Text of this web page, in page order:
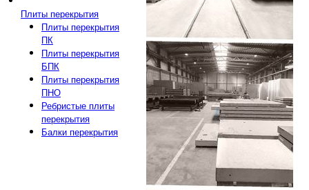
Плиты перекрытия
Плиты перекрытия
ПК
Плиты перекрытия
БПК
Плиты перекрытия
ПНО
Ребристые плиты
перекрытия
Балки перекрытия